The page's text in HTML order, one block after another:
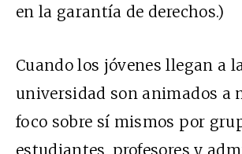
en la garantía de derechos.)
Cuando los jóvenes llegan a
universidad son animados a
foco sobre sí mismos por
estudiantes, profesores y